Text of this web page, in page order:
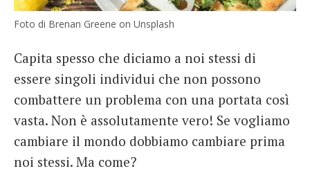
Foto di Brenan Greene on Unsplash
Capita spesso che diciamo a noi stessi di
essere singoli individui che non possono
combattere un problema con una portata così
vasta. Non è assolutamente vero! Se vogliamo
cambiare il mondo dobbiamo cambiare prima
noi stessi. Ma come?